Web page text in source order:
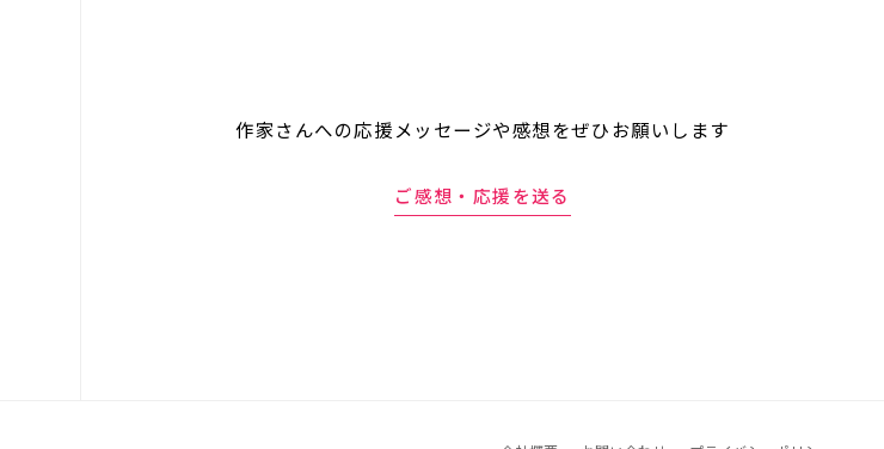
作家さんへの応援メッセージや感想をぜひお願いします
ご感想・応援を送る